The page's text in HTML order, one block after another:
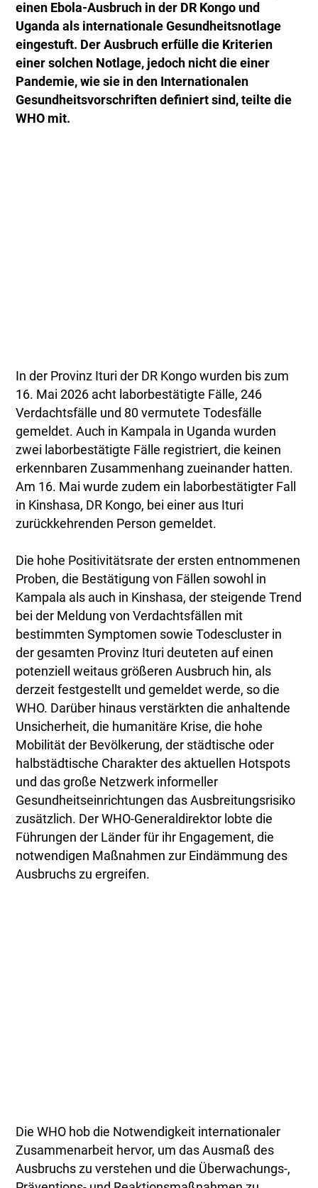
einen Ebola-Ausbruch in der DR Kongo und
Uganda als internationale Gesundheitsnotlage
eingestuft. Der Ausbruch erfülle die Kriterien
einer solchen Notlage, jedoch nicht die einer
Pandemie, wie sie in den Internationalen
Gesundheitsvorschriften definiert sind, teilte die
WHO mit.
In der Provinz Ituri der DR Kongo wurden bis zum
16. Mai 2026 acht laborbestätigte Fälle, 246
Verdachtsfälle und 80 vermutete Todesfälle
gemeldet. Auch in Kampala in Uganda wurden
zwei laborbestätigte Fälle registriert, die keinen
erkennbaren Zusammenhang zueinander hatten.
Am 16. Mai wurde zudem ein laborbestätigter Fall
in Kinshasa, DR Kongo, bei einer aus Ituri
zurückkehrenden Person gemeldet.
Die hohe Positivitätsrate der ersten entnommenen
Proben, die Bestätigung von Fällen sowohl in
Kampala als auch in Kinshasa, der steigende Trend
bei der Meldung von Verdachtsfällen mit
bestimmten Symptomen sowie Todescluster in
der gesamten Provinz Ituri deuteten auf einen
potenziell weitaus größeren Ausbruch hin, als
derzeit festgestellt und gemeldet werde, so die
WHO. Darüber hinaus verstärkten die anhaltende
Unsicherheit, die humanitäre Krise, die hohe
Mobilität der Bevölkerung, der städtische oder
halbstädtische Charakter des aktuellen Hotspots
und das große Netzwerk informeller
Gesundheitseinrichtungen das Ausbreitungsrisiko
zusätzlich. Der WHO-Generaldirektor lobte die
Führungen der Länder für ihr Engagement, die
notwendigen Maßnahmen zur Eindämmung des
Ausbruchs zu ergreifen.
Die WHO hob die Notwendigkeit internationaler
Zusammenarbeit hervor, um das Ausmaß des
Ausbruchs zu verstehen und die Überwachungs-,